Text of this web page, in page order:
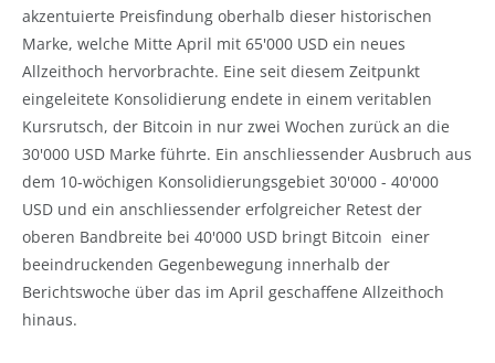
akzentuierte Preisfindung oberhalb dieser historischen
Marke, welche Mitte April mit 65'000 USD ein neues
Allzeithoch hervorbrachte. Eine seit diesem Zeitpunkt
eingeleitete Konsolidierung endete in einem veritablen
Kursrutsch, der Bitcoin in nur zwei Wochen zurück an die
30'000 USD Marke führte. Ein anschliessender Ausbruch aus
dem 10-wöchigen Konsolidierungsgebiet 30'000 - 40'000
USD und ein anschliessender erfolgreicher Retest der
oberen Bandbreite bei 40'000 USD bringt Bitcoin einer
beeindruckenden Gegenbewegung innerhalb der
Berichtswoche über das im April geschaffene Allzeithoch
hinaus.